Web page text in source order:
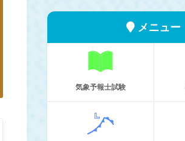
メニュー
気象予報士試験